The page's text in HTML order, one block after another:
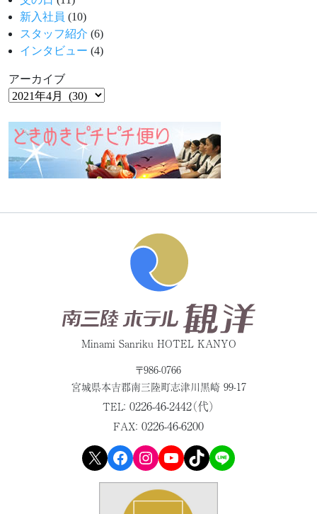
新入社員 (10)
スタッフ紹介 (6)
インタビュー (4)
アーカイブ
Minami Sanriku HOTEL KANYO
〒986-0766
宮城県本吉郡南三陸町志津川黒崎 99-17
TEL： 0226-46-2442（代）
FAX： 0226-46-6200
X Facebook Instagram YouTube TikTok LINE